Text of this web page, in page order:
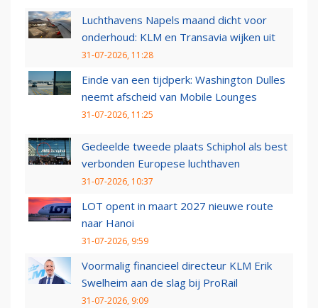
Luchthavens Napels maand dicht voor
onderhoud: KLM en Transavia wijken uit
31-07-2026, 11:28
Einde van een tijdperk: Washington Dulles
neemt afscheid van Mobile Lounges
31-07-2026, 11:25
Gedeelde tweede plaats Schiphol als best
verbonden Europese luchthaven
31-07-2026, 10:37
LOT opent in maart 2027 nieuwe route
naar Hanoi
31-07-2026, 9:59
Voormalig financieel directeur KLM Erik
Swelheim aan de slag bij ProRail
31-07-2026, 9:09